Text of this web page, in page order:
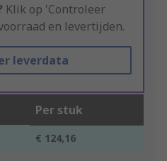
Klik op 'Controleer
en levertijden.
leverdata
Per stuk
€ 124,16